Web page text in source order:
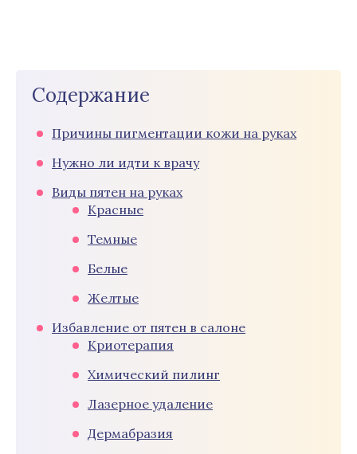
Содержание
Причины пигментации кожи на руках
Нужно ли идти к врачу
Виды пятен на руках
Красные
Темные
Белые
Желтые
Избавление от пятен в салоне
Криотерапия
Химический пилинг
Лазерное удаление
Дермабразия